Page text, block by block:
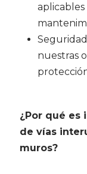
nuestras
¿Por qué
de vías
muros?